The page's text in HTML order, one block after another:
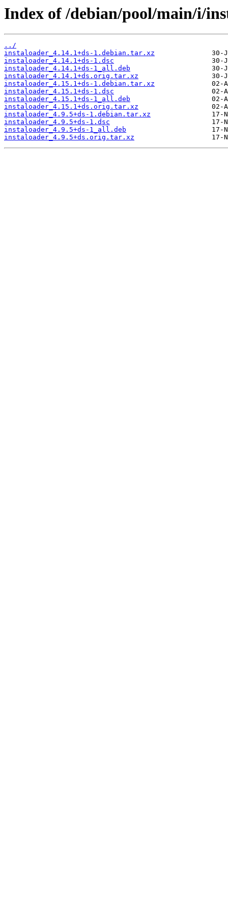
Index of /debian/pool/main/i/
../
instaloader_4.14.1+ds-1.debian.tar.xz
instaloader_4.14.1+ds-1.dsc
instaloader_4.14.1+ds-1_all.deb
instaloader_4.14.1+ds.orig.tar.xz
instaloader_4.15.1+ds-1.debian.tar.xz
instaloader_4.15.1+ds-1.dsc
instaloader_4.15.1+ds-1_all.deb
instaloader_4.15.1+ds.orig.tar.xz
instaloader_4.9.5+ds-1.debian.tar.xz
instaloader_4.9.5+ds-1.dsc
instaloader_4.9.5+ds-1_all.deb
instaloader_4.9.5+ds.orig.tar.xz